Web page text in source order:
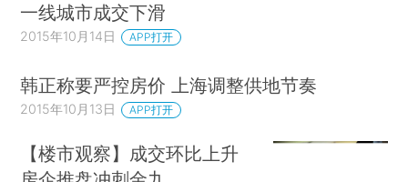
一线城市成交下滑
2015年10月14日 APP打开
韩正称要严控房价 上海调整供地节奏
2015年10月13日 APP打开
【楼市观察】成交环比上升